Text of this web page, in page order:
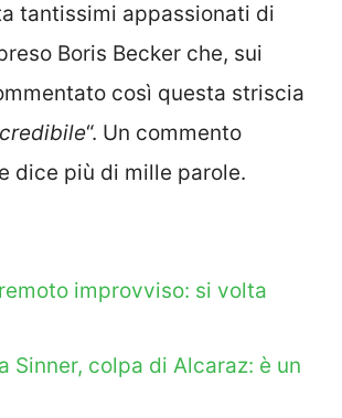
tantissimi appassionati di
Boris Becker che, sui
così questa striscia
“. Un commento
dice più di mille parole.
improvviso: si volta
Sinner, colpa di Alcaraz: è un